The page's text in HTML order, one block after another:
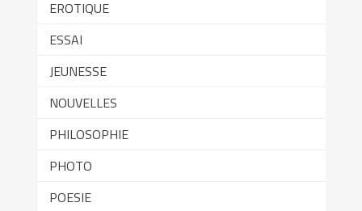
EROTIQUE
ESSAI
JEUNESSE
NOUVELLES
PHILOSOPHIE
PHOTO
POESIE